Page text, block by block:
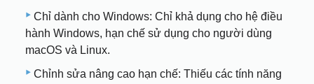
Chỉ dành cho Windows: Chỉ khả dụng cho hệ điều
hành Windows, hạn chế sử dụng cho người dùng
macOS và Linux.
Chỉnh sửa nâng cao hạn chế: Thiếu các tính năng